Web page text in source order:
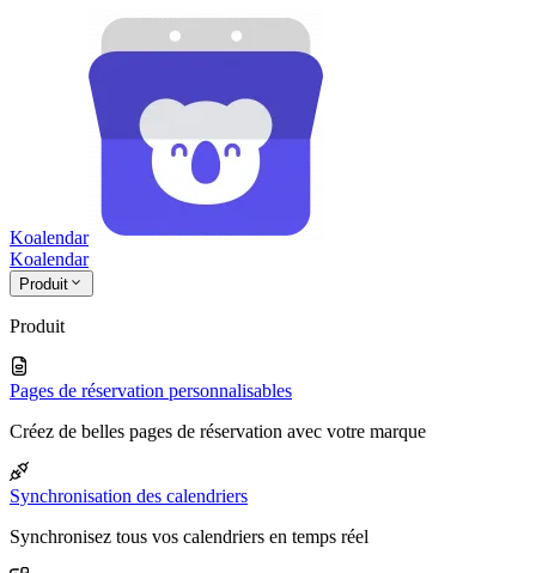
Koalendar
Koalendar
Produit
Produit
Pages de réservation personnalisables
Créez de belles pages de réservation avec votre marque
Synchronisation des calendriers
Synchronisez tous vos calendriers en temps réel